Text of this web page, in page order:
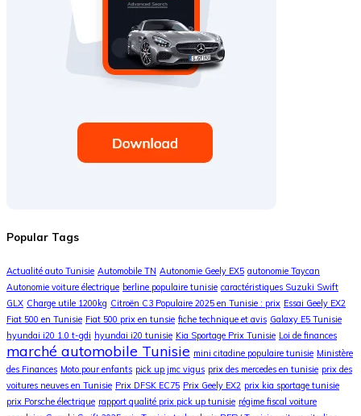
Popular Tags
Actualité auto Tunisie Automobile TN Autonomie Geely EX5 autonomie Taycan
Autonomie voiture électrique berline populaire tunisie caractéristiques Suzuki Swift
GLX Charge utile 1200kg Citroën C3 Populaire 2025 en Tunisie : prix Essai Geely EX2
Fiat 500 en Tunisie Fiat 500 prix en tunsie fiche technique et avis Galaxy E5 Tunisie
hyundai i20 1.0 t-gdi hyundai i20 tunisie Kia Sportage Prix Tunisie Loi de finances
marché automobile Tunisie mini citadine populaire tunisie Ministère
des Finances Moto pour enfants pick up jmc vigus prix des mercedes en tunisie prix des
voitures neuves en Tunisie Prix DFSK EC75 Prix Geely EX2 prix kia sportage tunisie
prix Porsche électrique rapport qualité prix pick up tunisie régime fiscal voiture